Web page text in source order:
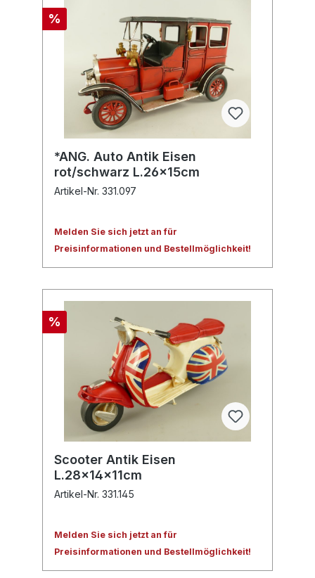
%
*ANG. Auto Antik Eisen
rot/schwarz L.26x15cm
Artikel-Nr. 331.097
Melden Sie sich jetzt an für
Preisinformationen und Bestellmöglichkeit!
%
Scooter Antik Eisen
L.28x14x11cm
Artikel-Nr. 331.145
Melden Sie sich jetzt an für
Preisinformationen und Bestellmöglichkeit!